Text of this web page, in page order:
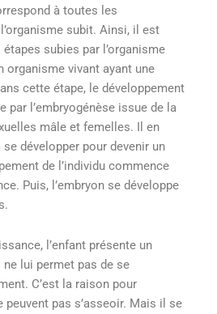
à toutes les
subit. Ainsi, il est
subies par l’organisme
organisme vivant ayant une
cette étape, le développement
par l’embryogénèse issue de la
mâle et femelles. Il en
développer pour devenir un
de l’individu commence
Puis, l’embryon se développe
l’enfant présente un
lui permet pas de se
C’est la raison pour
peuvent pas s’asseoir. Mais il se